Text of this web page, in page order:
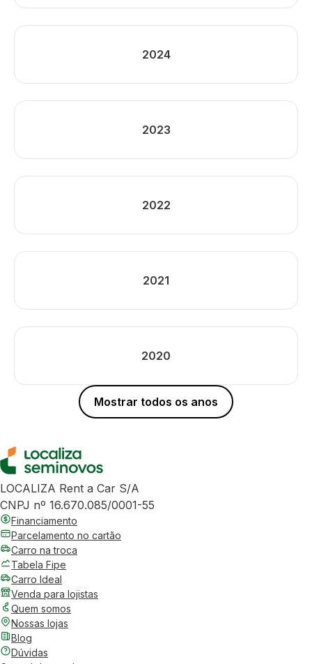
2024
2023
2022
2021
2020
Mostrar todos os anos
LOCALIZA Rent a Car S/A
CNPJ nº 16.670.085/0001-55
Financiamento
Parcelamento no cartão
Carro na troca
Tabela Fipe
Carro Ideal
Venda para lojistas
Quem somos
Nossas lojas
Blog
Dúvidas